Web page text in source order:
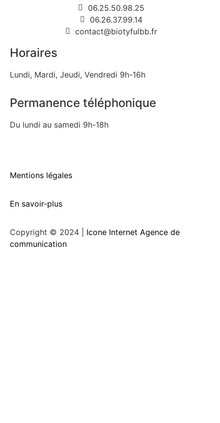
06.25.50.98.25
06.26.37.99.14
contact@biotyfulbb.fr
Horaires
Lundi, Mardi, Jeudi, Vendredi 9h-16h
Permanence téléphonique
Du lundi au samedi 9h-18h
Mentions légales
En savoir-plus
Copyright © 2024 |
Icone Internet Agence de
communication